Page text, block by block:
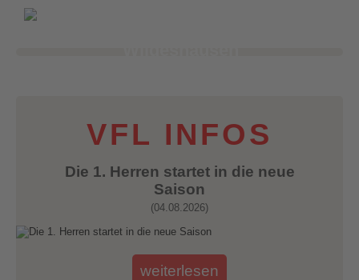
VFL INFOS
Die 1. Herren startet in die neue
Saison
(04.08.2026)
weiterlesen